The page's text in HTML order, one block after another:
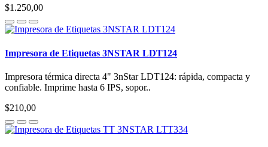
$1.250,00
Impresora de Etiquetas 3NSTAR LDT124
Impresora térmica directa 4" 3nStar LDT124: rápida, compacta y
confiable. Imprime hasta 6 IPS, sopor..
$210,00